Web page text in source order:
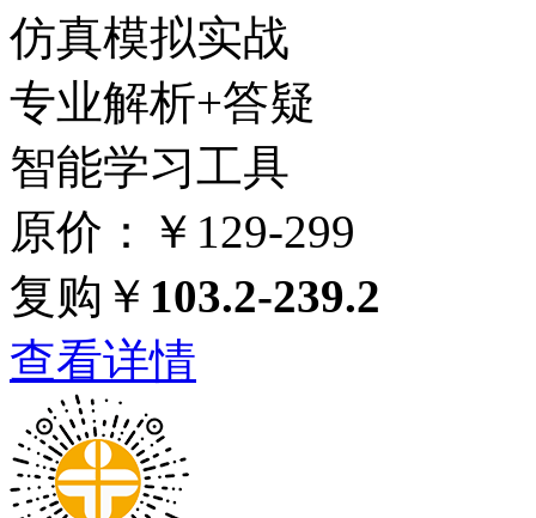
仿真模拟实战
专业解析+答疑
智能学习工具
原价：￥129-299
复购￥ 103.2-239.2
查看详情